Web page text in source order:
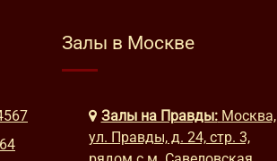
Залы в Москве
Залы на Правды: Москва,
ул. Правды, д. 24, стр. 3,